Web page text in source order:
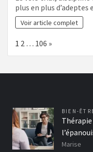
plus en plus
Voir article complet
Page:
1 2 … 106 Next
»
BIEN-
Marise